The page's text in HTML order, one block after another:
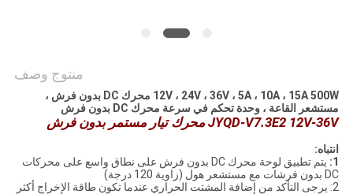
منتوج وصف
12V ، 24V ، 36V ، 5A ، 10A ، 15A 500W محرك DC بدون فرش ،
مستشعر القاعة ، وحدة تحكم في سرعة محرك DC بدون فرش
JYQD-V7.3E2 12V-36V محرك تيار مستمر بدون فرش
انتباه:
1:
يتم تطبيق لوحة محرك DC بدون فرش على نطاق واسع على محركات
DC بدون فرشات مع مستشعر هول (زاوية 120 درجة)
2: يرجى التأكد من إضافة المشتت الحراري عندما تكون طاقة الإخراج أكثر